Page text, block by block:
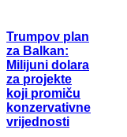
Trumpov plan
za Balkan:
Milijuni dolara
za projekte
koji promiču
konzervativne
vrijednosti